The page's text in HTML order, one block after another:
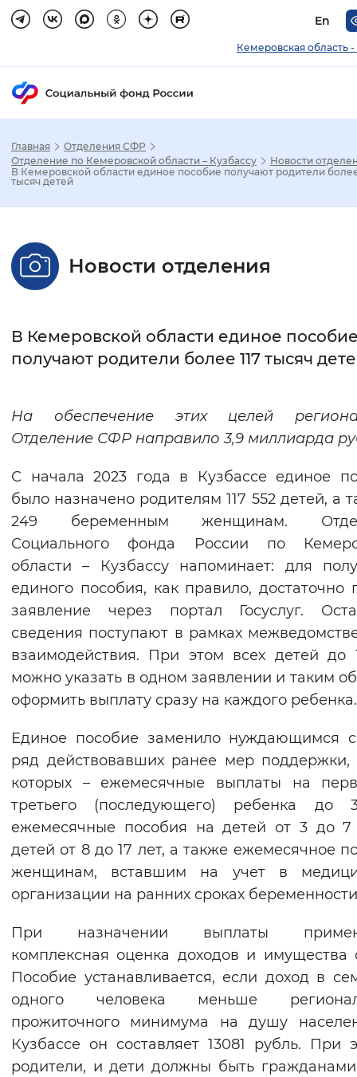
En
Кемеровская область -
Стандартный Увеличенный
Без засечек С засечками
Нормальный Увеличенный
Инверсивный
Синий фон
Изображения
Включены Выключены
Звуковой ассистент
Воспроизвести Остановить
Вернуть стандартные настройки
Главная
Отделения СФР
Отделение по Кемеровской области – Кузбассу
Новости
В Кемеровской области единое пособие получают родители более
тысяч детей
Новости отделения
В Кемеровской области единое
получают родители более 117 тысяч
На обеспечение этих целей
Отделение СФР направило 3,9 миллиарда
С начала 2023 года в Кузбассе единое
было назначено родителям 117 552 детей, а
249 беременным женщинам.
Социального фонда России по
области – Кузбассу напоминает: для
единого пособия, как правило, достаточно
заявление через портал Госуслуг.
сведения поступают в рамках
взаимодействия. При этом всех детей до
можно указать в одном заявлении и таким
оформить выплату сразу на каждого ребенка.
Единое пособие заменило нуждающимся
ряд действовавших ранее мер поддержки,
которых – ежемесячные выплаты на
третьего (последующего) ребенка до
ежемесячные пособия на детей от 3 до
детей от 8 до 17 лет, а также ежемесячное
женщинам, вставшим на учет в
организации на ранних сроках
При назначении выплаты
комплексная оценка доходов и имущества
Пособие устанавливается, если доход в
одного человека меньше
прожиточного минимума на душу
Кузбассе он составляет 13081 рубль. При
родители, и дети должны быть